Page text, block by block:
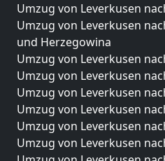
Umzug von Leverkusen
Umzug von Leverkusen
und Herzegowina
Umzug von Leverkusen
Umzug von Leverkusen
Umzug von Leverkusen
Umzug von Leverkusen
Umzug von Leverkusen
Umzug von Leverkusen